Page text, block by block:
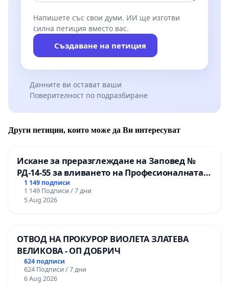
Напишете със свои думи. ИИ ще изготви
силна петиция вместо вас.
Създаване на петиция
Данните ви остават ваши
Поверителност по подразбиране
Други петиции, които може да Ви интересуват
Искане за преразглеждане на Заповед №
РД-14-55 за вливането на Професионалната
гимназия по промишлени технологии в
Професионалната гимназия по икономика и
мениджмънт – гр. Пазарджик
1 149 подписи
1 149 Подписи / 7 дни
5 Aug 2026
ОТВОД НА ПРОКУРОР ВИОЛЕТА ЗЛАТЕВА
ВЕЛИКОВА - ОП ДОБРИЧ
624 подписи
624 Подписи / 7 дни
6 Aug 2026